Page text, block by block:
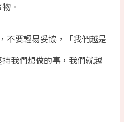
。
不要輕易妥協，「我們越是
我們想做的事，我們就越